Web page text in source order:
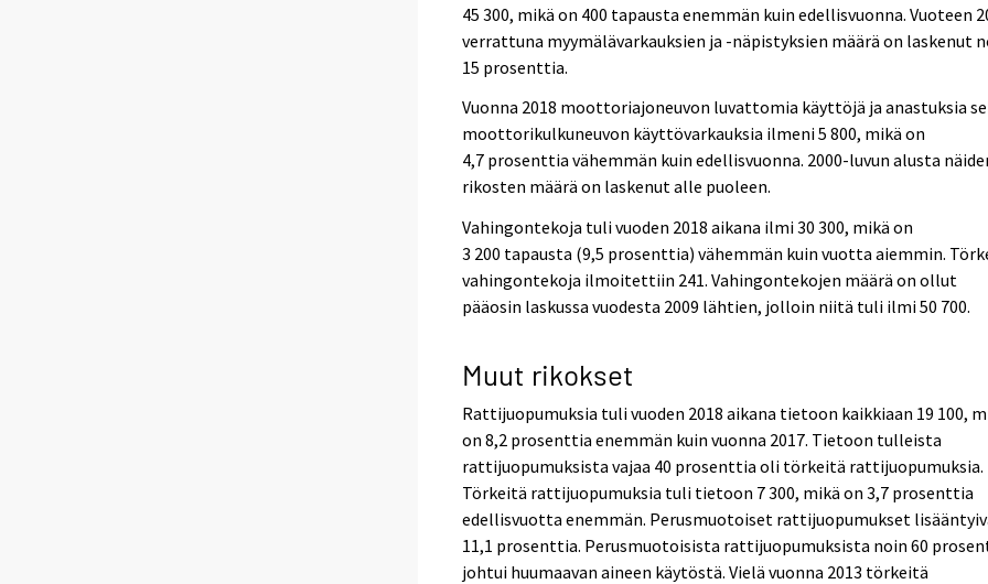
45 300, mikä on 400 tapausta enemmän kuin edellisvuonna. Vuoteen
verrattuna myymälävarkauksien ja -näpistyksien määrä on laskenut
15 prosenttia.
Vuonna 2018 moottoriajoneuvon luvattomia käyttöjä ja anastuksia
moottorikulkuneuvon käyttövarkauksia ilmeni 5 800, mikä on
4,7 prosenttia vähemmän kuin edellisvuonna. 2000-luvun alusta
rikosten määrä on laskenut alle puoleen.
Vahingontekoja tuli vuoden 2018 aikana ilmi 30 300, mikä on
3 200 tapausta (9,5 prosenttia) vähemmän kuin vuotta aiemmin.
vahingontekoja ilmoitettiin 241. Vahingontekojen määrä on ollut
pääosin laskussa vuodesta 2009 lähtien, jolloin niitä tuli ilmi 50 700.
Muut rikokset
Rattijuopumuksia tuli vuoden 2018 aikana tietoon kaikkiaan 19 100,
on 8,2 prosenttia enemmän kuin vuonna 2017. Tietoon tulleista
rattijuopumuksista vajaa 40 prosenttia oli törkeitä rattijuopumuksia.
Törkeitä rattijuopumuksia tuli tietoon 7 300, mikä on 3,7 prosenttia
edellisvuotta enemmän. Perusmuotoiset rattijuopumukset
11,1 prosenttia. Perusmuotoisista rattijuopumuksista noin 60
johtui huumaavan aineen käytöstä. Vielä vuonna 2013 törkeitä